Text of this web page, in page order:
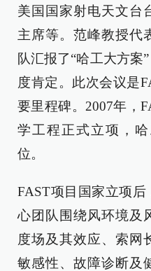
美国国家射电天文台
主席等。范峰教授代
队汇报了“哈工大方案
度肯定。此次会议是
要里程碑。2007年，
学工程正式立项，
位。
FAST项目国家立项
心团队围绕风环境及
度场及其效应、索网
敏感性、故障诊断及